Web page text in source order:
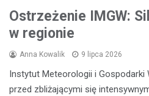
Ostrzeżenie IMGW:
w regionie
Anna Kowalik 9 lipca 2026
Instytut Meteorologii i Gospodarki
przed zbliżającymi się